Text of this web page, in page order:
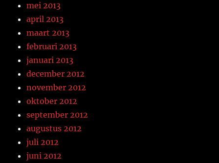
mei 2013
april 2013
maart 2013
februari 2013
januari 2013
december 2012
november 2012
oktober 2012
september 2012
augustus 2012
juli 2012
juni 2012